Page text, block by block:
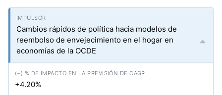
Cambios rápidos de política hacia modelos de
reembolso de envejecimiento en el hogar en
economías de la OCDE
+4.20%